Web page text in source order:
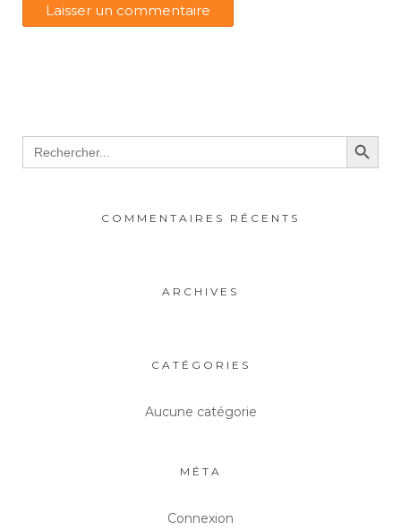
Search
for:
Search Button
COMMENTAIRES RÉCENTS
ARCHIVES
CATÉGORIES
Aucune catégorie
MÉTA
Connexion